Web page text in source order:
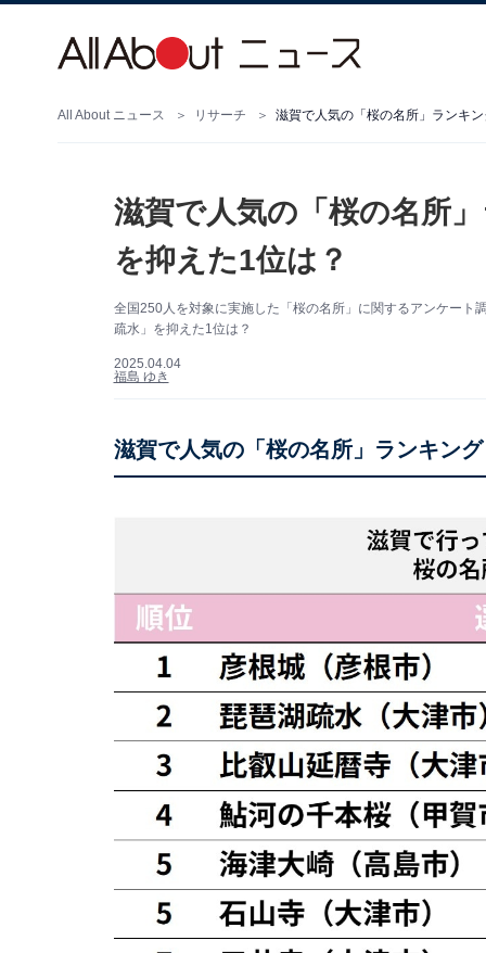
All About ニュース リサーチ 滋賀で人気の「桜の名所」ランキ
滋賀で人気の「桜の名所
を抑えた1位は？
全国250人を対象に実施した「桜の名所」に関するアンケート
疏水」を抑えた1位は？
2025.04.04
福島 ゆき
滋賀で人気の「桜の名所」ランキング